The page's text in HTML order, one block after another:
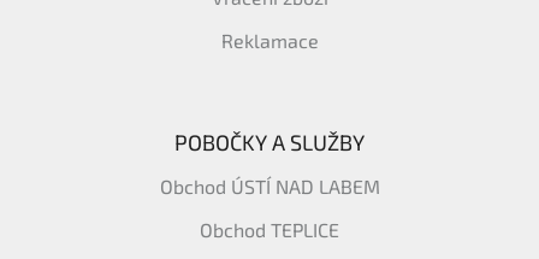
Reklamace
POBOČKY A SLUŽBY
Obchod ÚSTÍ NAD LABEM
Obchod TEPLICE